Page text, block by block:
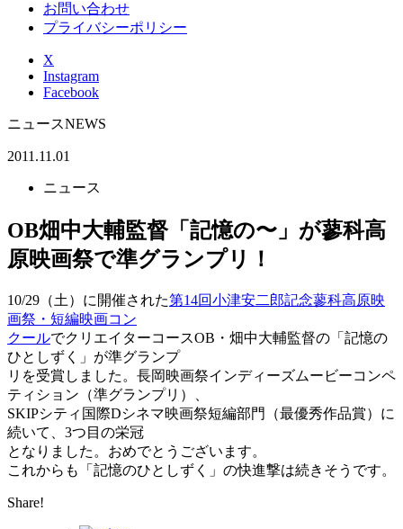
お問い合わせ
プライバシーポリシー
X
Instagram
Facebook
ニュースNEWS
2011.11.01
ニュース
OB畑中大輔監督「記憶の〜」が蓼科高
原映画祭で準グランプリ！
10/29（土）に開催された第14回小津安二郎記念蓼科高原映
画祭・短編映画コン
クールでクリエイターコースOB・畑中大輔監督の「記憶の
ひとしずく」が準グランプ
リを受賞しました。長岡映画祭インディーズムービーコンペ
ティション（準グランプリ）、
SKIPシティ国際Dシネマ映画祭短編部門（最優秀作品賞）に
続いて、3つ目の栄冠
となりました。おめでとうございます。
これからも「記憶のひとしずく」の快進撃は続きそうです。
Share!